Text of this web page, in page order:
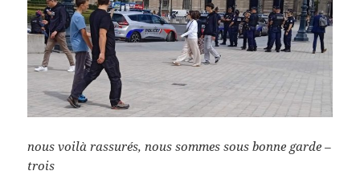
nous voilà rassurés, nous sommes sous bonne garde –
trois